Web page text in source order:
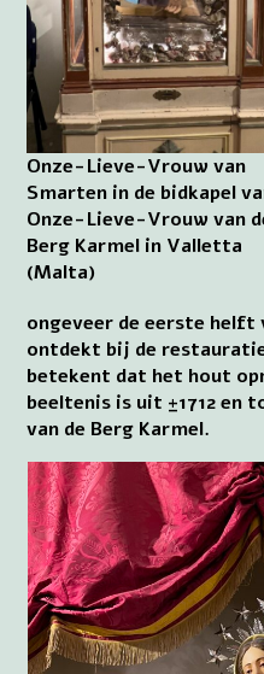
Onze-Lieve-Vrouw van
Smarten in de bidkapel
Onze-Lieve-Vrouw van
Berg Karmel in Valletta
(Malta)
ongeveer de eerste helft
ontdekt bij de
betekent dat het hout
beeltenis is uit ±1712
van de Berg Karmel.